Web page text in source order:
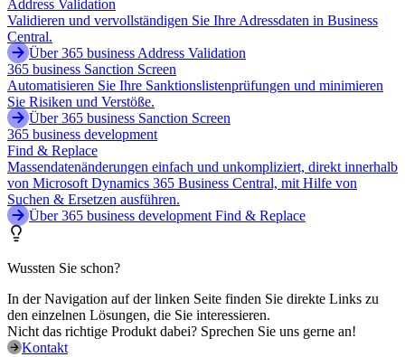
Address Validation
Validieren und vervollständigen Sie Ihre Adressdaten in Business
Central.
Über 365 business Address Validation
365 business Sanction Screen
Automatisieren Sie Ihre Sanktionslistenprüfungen und minimieren
Sie Risiken und Verstöße.
Über 365 business Sanction Screen
365 business development
Find & Replace
Massendatenänderungen einfach und unkompliziert, direkt innerhalb
von Microsoft Dynamics 365 Business Central, mit Hilfe von
Suchen & Ersetzen ausführen.
Über 365 business development Find & Replace
Wussten Sie schon?
In der Navigation auf der linken Seite finden Sie direkte Links zu
den einzelnen Lösungen, die Sie interessieren.
Nicht das richtige Produkt dabei? Sprechen Sie uns gerne an!
Kontakt